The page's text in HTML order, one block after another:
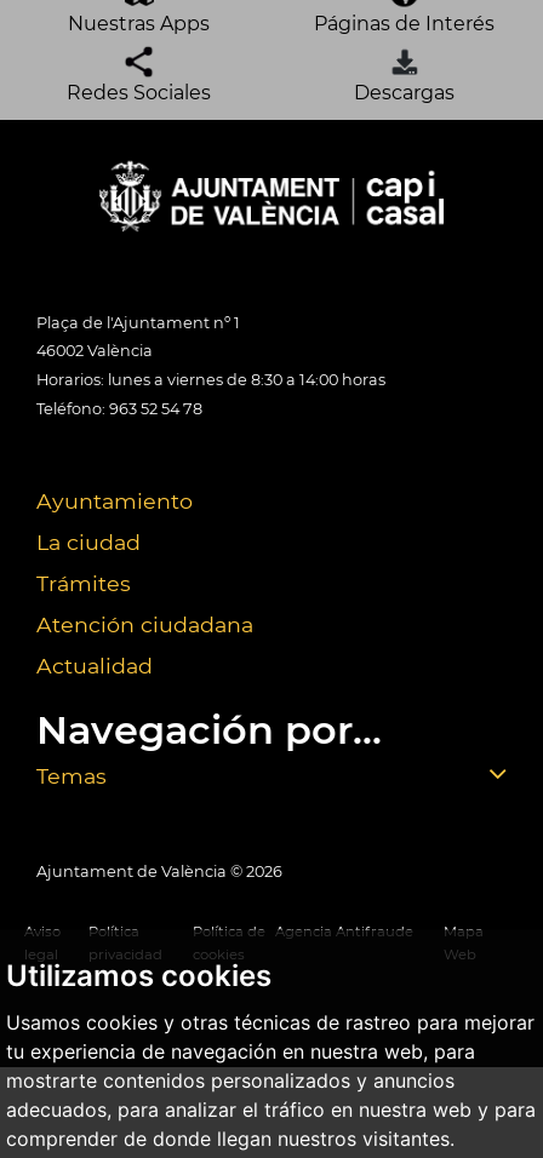
Utilizamos cookies
Usamos cookies y otras técnicas de rastreo para mejorar
tu experiencia de navegación en nuestra web, para
mostrarte contenidos personalizados y anuncios
adecuados, para analizar el tráfico en nuestra web y para
comprender de donde llegan nuestros visitantes.
Nuestras Apps Páginas de Interés
Redes Sociales Descargas
Plaça de l'Ajuntament nº 1
46002 València
Horarios: lunes a viernes de 8:30 a 14:00 horas
Teléfono: 963 52 54 78
Ayuntamiento
La ciudad
Trámites
Atención ciudadana
Actualidad
Navegación por...
Temas
Ajuntament de València © 2026
Aviso
legal
Política
privacidad
Política de
cookies
Agencia Antifraude
Mapa
Web